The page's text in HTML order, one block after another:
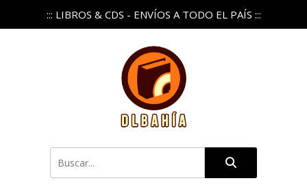
::: LIBROS & CDS - ENVÍOS A TODO EL PAÍS :::